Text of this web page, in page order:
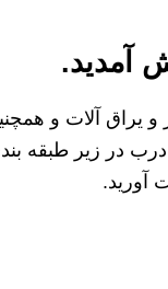
آمدید.
یراق آلات و
در زیر طبقه
آورید.